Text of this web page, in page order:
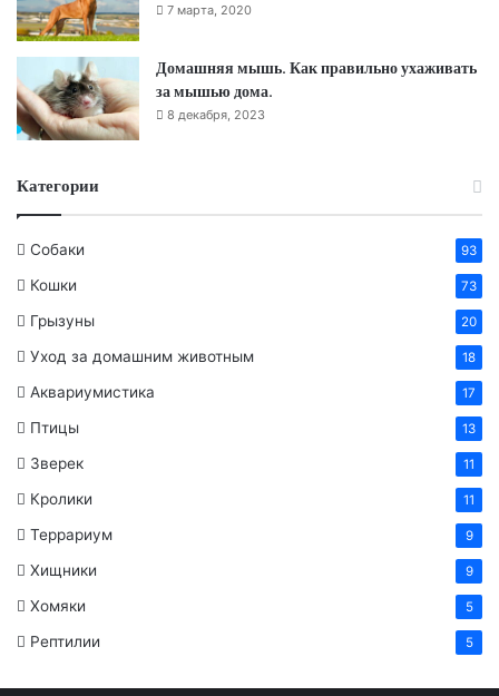
7 марта, 2020
Домашняя мышь. Как правильно ухаживать
за мышью дома.
8 декабря, 2023
Категории
Собаки 93
Кошки 73
Грызуны 20
Уход за домашним животным 18
Аквариумистика 17
Птицы 13
Зверек 11
Кролики 11
Террариум 9
Хищники 9
Хомяки 5
Рептилии 5